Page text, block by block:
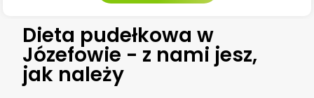
Dieta pudełkowa w
Józefowie - z nami jesz,
jak należy